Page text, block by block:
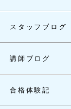
スタッフブログ
講師ブログ
合格体験記